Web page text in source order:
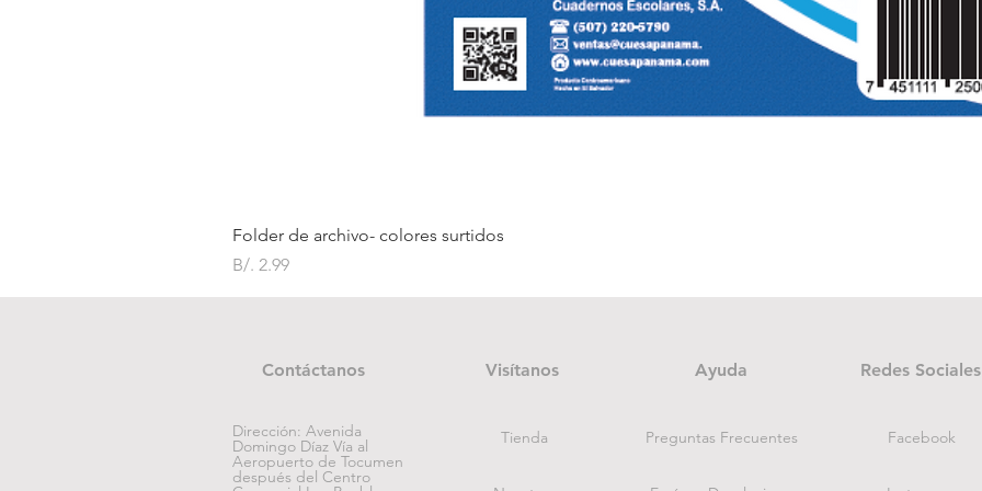
Folder de archivo- colores surtidos
Precio
B/. 2.99
Contáctanos Visítanos Ayuda Redes Sociales
Dirección: Avenida
Domingo Díaz Vía al
Aeropuerto de Tocumen
después del Centro
Tienda Preguntas Frecuentes Facebook